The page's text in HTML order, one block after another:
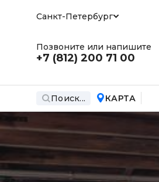
Санкт-Петербург
Позвоните или напишите
+7 (812) 200 71 00
Поиск... КАРТА